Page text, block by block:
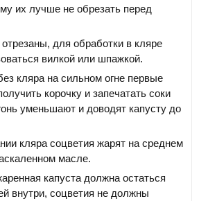
их лучше не обрезать перед
для обработки в кляре
вилкой или шпажкой.
кляра на сильном огне первые
корочку и запечатать соки
уменьшают и доводят капусту до
кляра соцветия жарят на среднем
масле.
капуста должна остаться
внутри, соцветия не должны